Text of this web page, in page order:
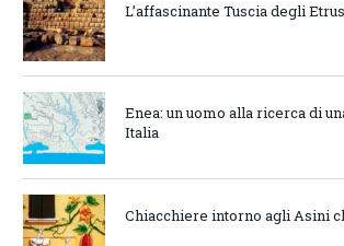
L’affascinante Tuscia degli
Enea: un uomo alla ricerca di
Italia
Chiacchiere intorno agli Asini